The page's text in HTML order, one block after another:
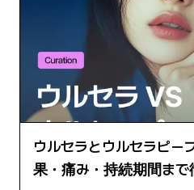
ウルセラとウルセラピー
果・痛み・持続期間ま